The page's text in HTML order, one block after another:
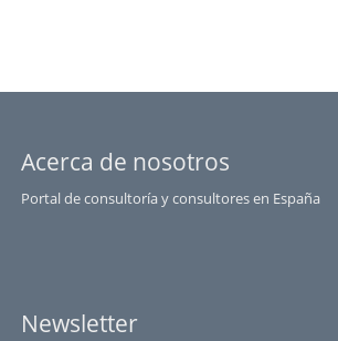
Acerca de nosotros
Portal de consultoría y consultores en España
Newsletter